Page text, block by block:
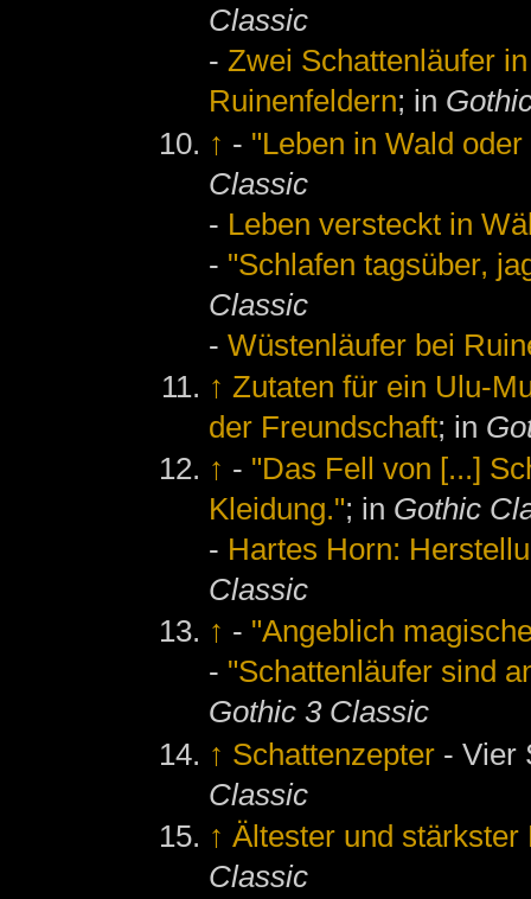
Classic
-Zwei Schattenläufer
Ruinenfeldern; in
↑ - "Leben in Wald
Classic
- Leben versteckt in
- "Schlafen tagsüber,
Classic
-Wüstenläufer bei
↑ Zutaten für ein Ulu-
der Freundschaft; in
↑ - "Das Fell von [...]
Kleidung."; in Gothic
- Hartes Horn:
Classic
↑ - "Angeblich
- "Schattenläufer sind
Gothic 3 Classic
↑ Schattenzepter - Vier
Classic
↑ Ältester und stärkster
Classic